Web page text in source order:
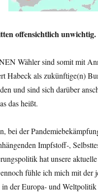
offensichtlich unwichtig.
Wähler sind somit mit
Habeck als zukünftige(n)
und sind sich darüber
das heißt.
bei der
Impfstoff-,
hat unsere
fühle ich mich mit der
in der Europa- und